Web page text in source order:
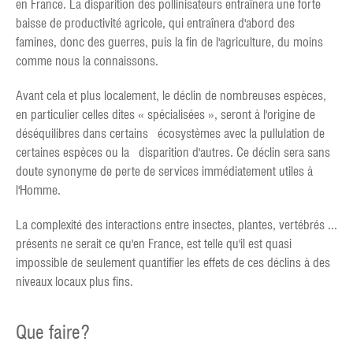
en France. La disparition des pollinisateurs entraînera une forte
baisse de productivité agricole, qui entraînera d'abord des
famines, donc des guerres, puis la fin de l'agriculture, du moins
comme nous la connaissons.
Avant cela et plus localement, le déclin de nombreuses espèces,
en particulier celles dites « spécialisées », seront à l'origine de
déséquilibres dans certains écosystèmes avec la pullulation de
certaines espèces ou la disparition d'autres. Ce déclin sera sans
doute synonyme de perte de services immédiatement utiles à
l'Homme.
La complexité des interactions entre insectes, plantes, vertébrés ...
présents ne serait ce qu'en France, est telle qu'il est quasi
impossible de seulement quantifier les effets de ces déclins à des
niveaux locaux plus fins.
Que faire?